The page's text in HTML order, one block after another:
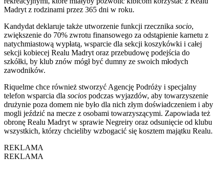
Madryt z rodzinami przez 365 dni w roku.
Kandydat deklaruje także utworzenie funkcji rzecznika socio,
zwiększenie do 70% zwrotu finansowego za odstąpienie karnetu z
natychmiastową wypłatą, wsparcie dla sekcji koszykówki i całej
sekcji kobiecej Realu Madryt oraz przebudowę podejścia do
szkółki, by klub znów mógł być dumny ze swoich młodych
zawodników.
Riquelme chce również stworzyć Agencję Podróży i specjalny
telefon wsparcia dla socios podczas wyjazdów, aby towarzyszenie
drużynie poza domem nie było dla nich złym doświadczeniem i aby
mogli jeździć na mecze z osobami towarzyszącymi. Zapowiada też
obronę Realu Madryt w sprawie Negreiry oraz odsunięcie od klubu
wszystkich, którzy chcieliby wzbogacić się kosztem majątku Realu.
REKLAMA
REKLAMA